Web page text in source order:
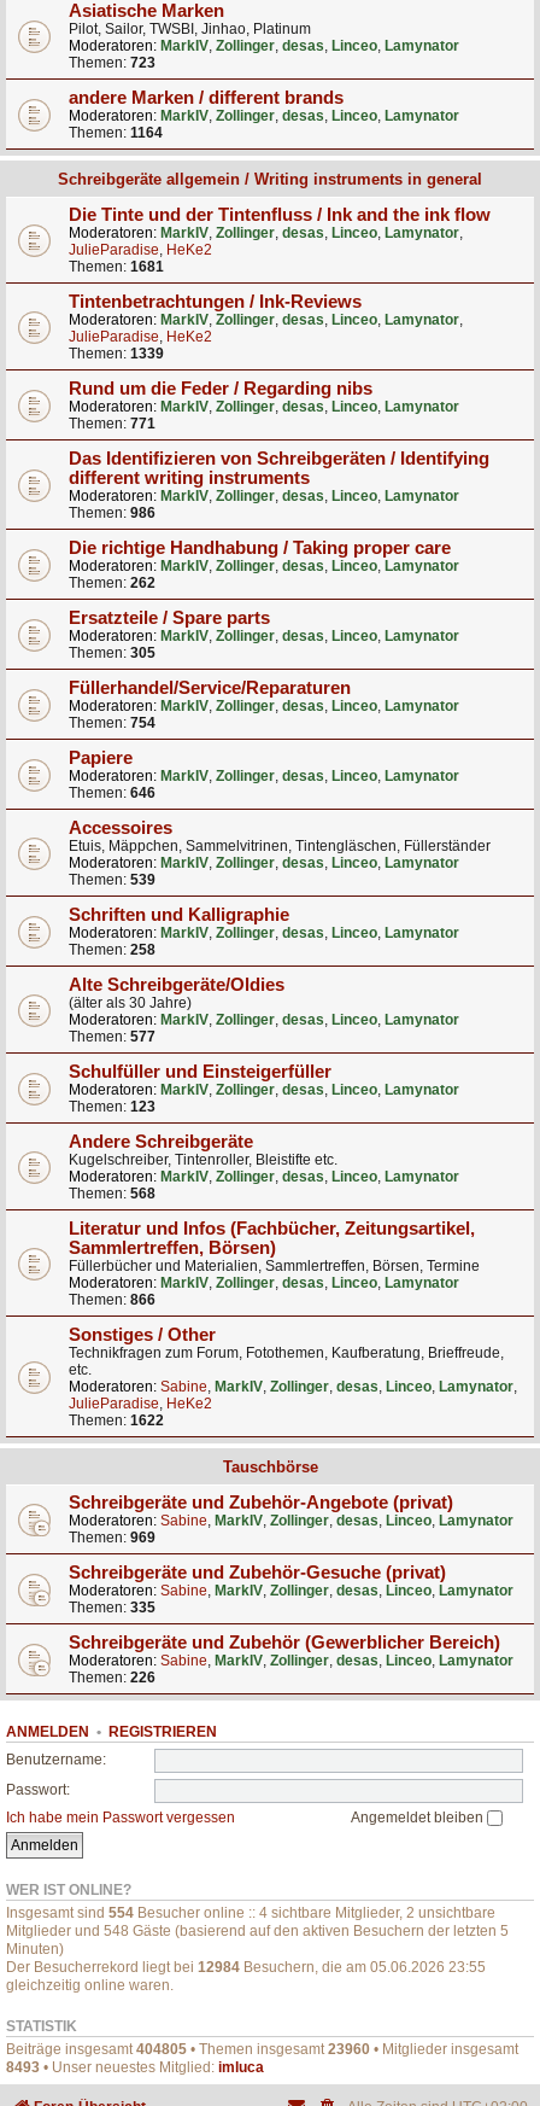
Asiatische Marken
Pilot, Sailor, TWSBI, Jinhao, Platinum
Moderatoren: MarkIV, Zollinger, desas, Linceo, Lamynator
Themen: 723
andere Marken / different brands
Moderatoren: MarkIV, Zollinger, desas, Linceo, Lamynator
Themen: 1164
Schreibgeräte allgemein / Writing instruments in general
Die Tinte und der Tintenfluss / Ink and the ink flow
Moderatoren: MarkIV, Zollinger, desas, Linceo, Lamynator,
JulieParadise, HeKe2
Themen: 1681
Tintenbetrachtungen / Ink-Reviews
Moderatoren: MarkIV, Zollinger, desas, Linceo, Lamynator,
JulieParadise, HeKe2
Themen: 1339
Rund um die Feder / Regarding nibs
Moderatoren: MarkIV, Zollinger, desas, Linceo, Lamynator
Themen: 771
Das Identifizieren von Schreibgeräten / Identifying
different writing instruments
Moderatoren: MarkIV, Zollinger, desas, Linceo, Lamynator
Themen: 986
Die richtige Handhabung / Taking proper care
Moderatoren: MarkIV, Zollinger, desas, Linceo, Lamynator
Themen: 262
Ersatzteile / Spare parts
Moderatoren: MarkIV, Zollinger, desas, Linceo, Lamynator
Themen: 305
Füllerhandel/Service/Reparaturen
Moderatoren: MarkIV, Zollinger, desas, Linceo, Lamynator
Themen: 754
Papiere
Moderatoren: MarkIV, Zollinger, desas, Linceo, Lamynator
Themen: 646
Accessoires
Etuis, Mäppchen, Sammelvitrinen, Tintengläschen, Füllerständer
Moderatoren: MarkIV, Zollinger, desas, Linceo, Lamynator
Themen: 539
Schriften und Kalligraphie
Moderatoren: MarkIV, Zollinger, desas, Linceo, Lamynator
Themen: 258
Alte Schreibgeräte/Oldies
(älter als 30 Jahre)
Moderatoren: MarkIV, Zollinger, desas, Linceo, Lamynator
Themen: 577
Schulfüller und Einsteigerfüller
Moderatoren: MarkIV, Zollinger, desas, Linceo, Lamynator
Themen: 123
Andere Schreibgeräte
Kugelschreiber, Tintenroller, Bleistifte etc.
Moderatoren: MarkIV, Zollinger, desas, Linceo, Lamynator
Themen: 568
Literatur und Infos (Fachbücher, Zeitungsartikel,
Sammlertreffen, Börsen)
Füllerbücher und Materialien, Sammlertreffen, Börsen, Termine
Moderatoren: MarkIV, Zollinger, desas, Linceo, Lamynator
Themen: 866
Sonstiges / Other
Technikfragen zum Forum, Fotothemen, Kaufberatung, Brieffreude,
etc.
Moderatoren: Sabine, MarkIV, Zollinger, desas, Linceo, Lamynator,
JulieParadise, HeKe2
Themen: 1622
Tauschbörse
Schreibgeräte und Zubehör-Angebote (privat)
Moderatoren: Sabine, MarkIV, Zollinger, desas, Linceo, Lamynator
Themen: 969
Schreibgeräte und Zubehör-Gesuche (privat)
Moderatoren: Sabine, MarkIV, Zollinger, desas, Linceo, Lamynator
Themen: 335
Schreibgeräte und Zubehör (Gewerblicher Bereich)
Moderatoren: Sabine, MarkIV, Zollinger, desas, Linceo, Lamynator
Themen: 226
ANMELDEN • REGISTRIEREN
Benutzername:
Passwort:
Ich habe mein Passwort vergessen
Angemeldet bleiben
WER IST ONLINE?
Insgesamt sind 554 Besucher online :: 4 sichtbare Mitglieder, 2 unsichtbare
Mitglieder und 548 Gäste (basierend auf den aktiven Besuchern der letzten 5
Minuten)
Der Besucherrekord liegt bei 12984 Besuchern, die am 05.06.2026 23:55
gleichzeitig online waren.
STATISTIK
Beiträge insgesamt404805 • Themen insgesamt23960 • Mitglieder insgesamt
8493 • Unser neuestes Mitglied: imluca